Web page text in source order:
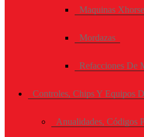
Maquinas Xhorse
Mordazas
Refacciones De
Controles, Chips Y Equipos
Anualidades, Códigos